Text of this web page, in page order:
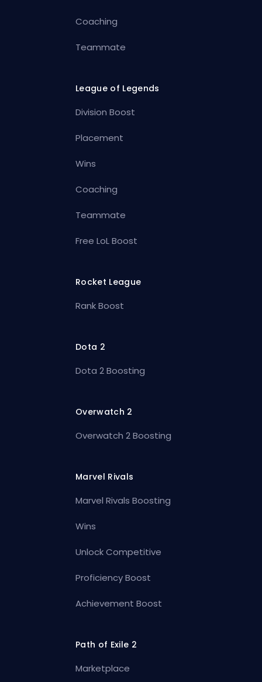
Coaching
Teammate
League of Legends
Division Boost
Placement
Wins
Coaching
Teammate
Free LoL Boost
Rocket League
Rank Boost
Dota 2
Dota 2 Boosting
Overwatch 2
Overwatch 2 Boosting
Marvel Rivals
Marvel Rivals Boosting
Wins
Unlock Competitive
Proficiency Boost
Achievement Boost
Path of Exile 2
Marketplace